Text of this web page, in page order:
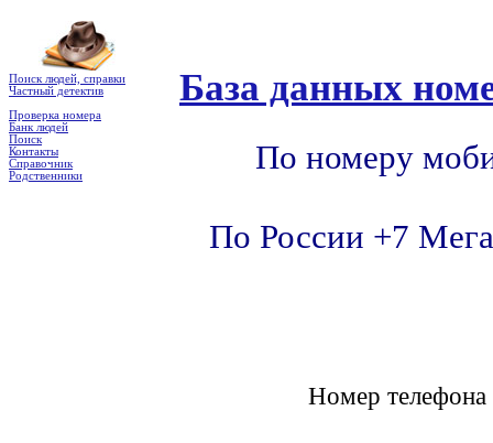
Поиск людей, справки
Частный детектив
Проверка номера
Банк людей
Поиск
Контакты
Справочник
Родственники
База данных
По номеру
По России +7
Номер